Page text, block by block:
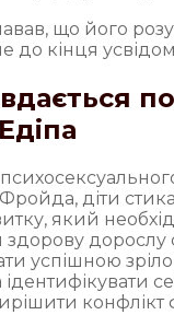
що його
до кінця
діти
який
дорослу
успішною
конфлікт